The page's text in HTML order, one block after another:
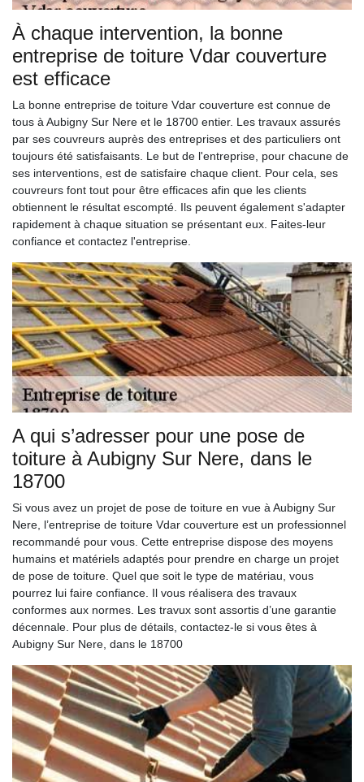
À chaque intervention, la bonne
entreprise de toiture Vdar couverture
est efficace
La bonne entreprise de toiture Vdar couverture est connue de
tous à Aubigny Sur Nere et le 18700 entier. Les travaux assurés
par ses couvreurs auprès des entreprises et des particuliers ont
toujours été satisfaisants. Le but de l'entreprise, pour chacune de
ses interventions, est de satisfaire chaque client. Pour cela, ses
couvreurs font tout pour être efficaces afin que les clients
obtiennent le résultat escompté. Ils peuvent également s'adapter
rapidement à chaque situation se présentant eux. Faites-leur
confiance et contactez l'entreprise.
A qui s’adresser pour une pose de
toiture à Aubigny Sur Nere, dans le
18700
Si vous avez un projet de pose de toiture en vue à Aubigny Sur
Nere, l’entreprise de toiture Vdar couverture est un professionnel
recommandé pour vous. Cette entreprise dispose des moyens
humains et matériels adaptés pour prendre en charge un projet
de pose de toiture. Quel que soit le type de matériau, vous
pourrez lui faire confiance. Il vous réalisera des travaux
conformes aux normes. Les travux sont assortis d’une garantie
décennale. Pour plus de détails, contactez-le si vous êtes à
Aubigny Sur Nere, dans le 18700